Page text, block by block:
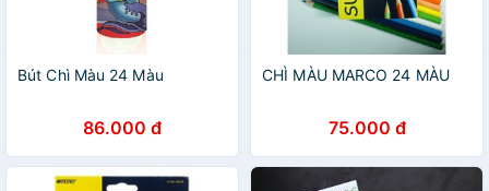
Bút Chì Màu 24 Màu
86.000 đ
CHÌ MÀU MARCO 24 MÀU
75.000 đ